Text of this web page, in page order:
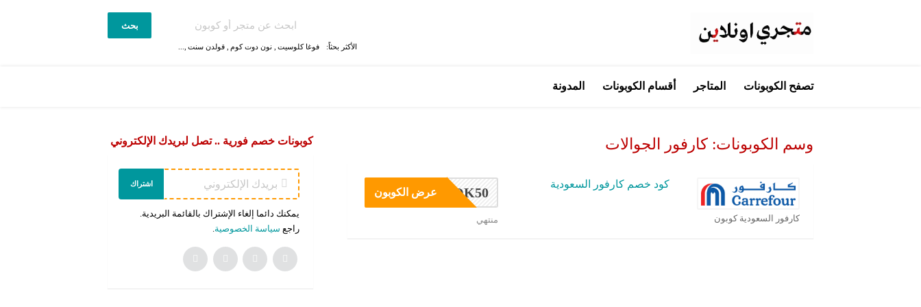
بحث
الأكثر بحثاً: فوغا كلوسيت نون دوت كوم قولدن سنت
إلى
تصفح الكوبونات المتاجر أقسام الكوبونات المدونة
وسم الكوبونات: كارفور الجوالات
كارفور السعودية كوبون
كود خصم كارفور السعودية
OK50 عرض الكوبون
منتهي
كوبونات خصم فورية .. تصل لبريدك الإلكتروني
اشتراك
يمكنك دائما إلغاء الإشتراك بالقائمة البريدية.
راجع سياسة الخصوصية